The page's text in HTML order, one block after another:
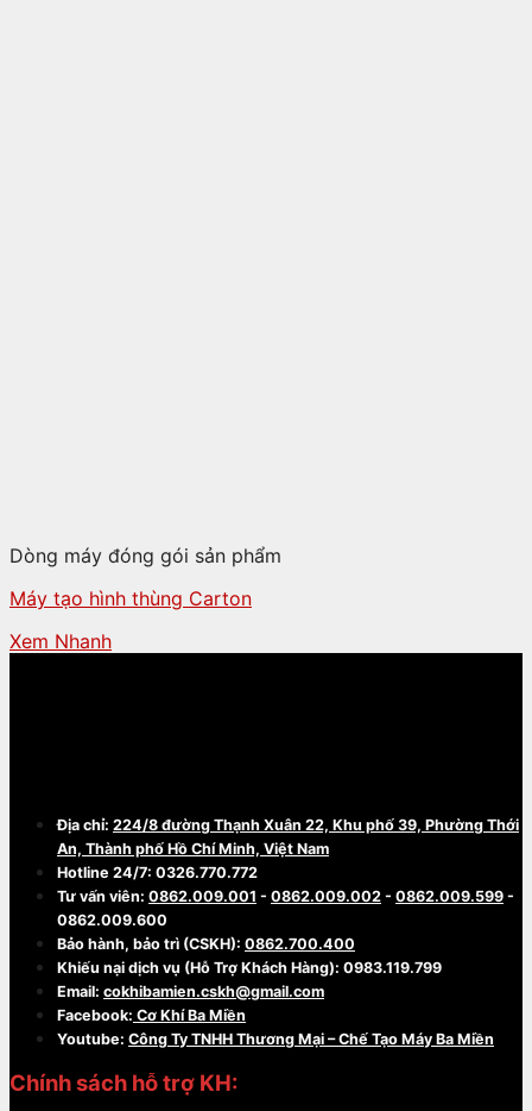
Dòng máy đóng gói sản phẩm
Máy tạo hình thùng Carton
Xem Nhanh
Địa chỉ: 224/8 đường Thạnh Xuân 22, Khu phố 39, Phường Thới
An, Thành phố Hồ Chí Minh, Việt Nam
Hotline 24/7: 0326.770.772
Tư vấn viên: 0862.009.001 - 0862.009.002 - 0862.009.599 -
0862.009.600
Bảo hành, bảo trì (CSKH): 0862.700.400
Khiếu nại dịch vụ (Hỗ Trợ Khách Hàng): 0983.119.799
Email: cokhibamien.cskh@gmail.com
Facebook: Cơ Khí Ba Miền
Youtube: Công Ty TNHH Thương Mại – Chế Tạo Máy Ba Miền
Chính sách hỗ trợ KH: